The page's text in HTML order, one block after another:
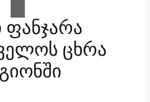
ცხრა